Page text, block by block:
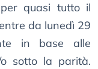
quasi tutto il
da lunedì 29
in base alle
sotto la parità.